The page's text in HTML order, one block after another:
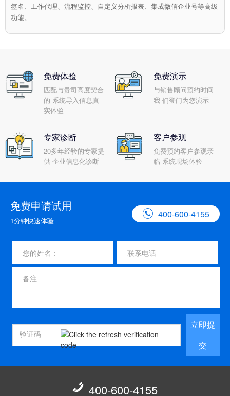
签名、工作代理、流程监控、自定义分析报表、集成微信企业号等高级
功能。
免费体验
匹配与贵司高度契合
的 系统导入信息真
实体验
免费演示
与销售顾问预约时间
我 们登门为您演示
专家诊断
20多年经验的专家提
供 企业信息化诊断
客户参观
免费预约客户参观亲
临 系统现场体验
免费申请试用
1分钟快速体验
 400-600-4155
立即提
交
 400-600-4155